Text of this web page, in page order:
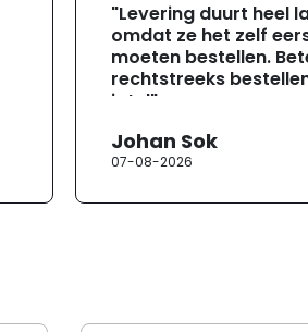
"Levering duurt heel
omdat ze het zelf
moeten bestellen.
rechtstreeks
jotul"
Johan Sok
07-08-2026